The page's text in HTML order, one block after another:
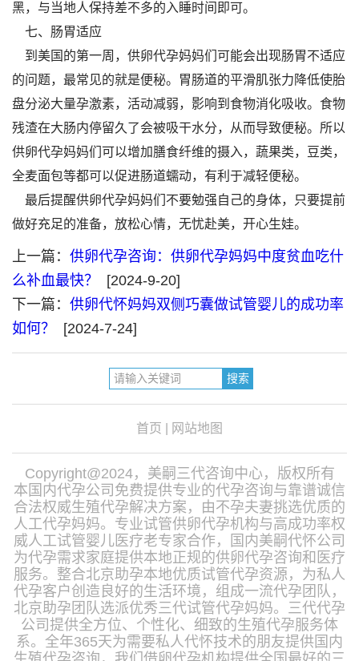
黑，与当地人保持差不多的入睡时间即可。
七、肠胃适应
到美国的第一周，供卵代孕妈妈们可能会出现肠胃不适应
的问题，最常见的就是便秘。胃肠道的平滑肌张力降低使胎
盘分泌大量孕激素，活动减弱，影响到食物消化吸收。食物
残渣在大肠内停留久了会被吸干水分，从而导致便秘。所以
供卵代孕妈妈们可以增加膳食纤维的摄入，蔬果类，豆类，
全麦面包等都可以促进肠道蠕动，有利于减轻便秘。
最后提醒供卵代孕妈妈们不要勉强自己的身体，只要提前
做好充足的准备，放松心情，无忧赴美，开心生娃。
上一篇： 供卵代孕咨询：供卵代孕妈妈中度贫血吃什
么补血最快？
[2024-9-20]
下一篇： 供卵代怀妈妈双侧巧囊做试管婴儿的成功率
如何？
[2024-7-24]
首页 网站地图
Copyright@2024，美嗣三代咨询中心，版权所有
本国内代孕公司免费提供专业的代孕咨询与靠谱诚信
合法权威生殖代孕解决方案，由不孕夫妻挑选优质的
人工代孕妈妈。专业试管供卵代孕机构与高成功率权
威人工试管婴儿医疗老专家合作，国内美嗣代怀公司
为代孕需求家庭提供本地正规的供卵代孕咨询和医疗
服务。整合北京助孕本地优质试管代孕资源，为私人
代孕客户创造良好的生活环境，组成一流代孕团队，
北京助孕团队选派优秀三代试管代孕妈妈。三代代孕
公司提供全方位、个性化、细致的生殖代孕服务体
系。全年365天为需要私人代怀技术的朋友提供国内